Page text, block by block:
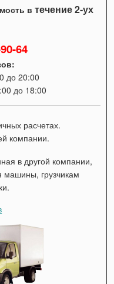
в течение 2-ух
64
до 20:00
до 18:00
расчетах.
компании.
в другой компании,
машины, грузчикам